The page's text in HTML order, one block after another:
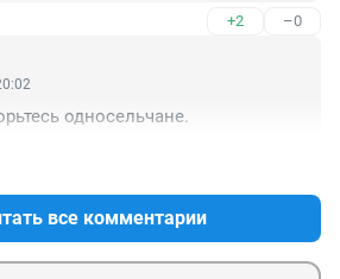
условный срок. Мальчика не
о его порядочности в службе . А
+2 –0
односельчане.
все комментарии